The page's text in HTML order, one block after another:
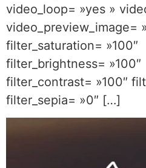
video_loop= »yes »
video_preview_image=
filter_saturation= »100″
filter_brightness= »100″
filter_contrast= »100″
filter_sepia= »0″ […]